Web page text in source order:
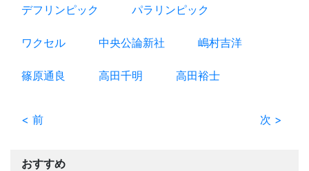
デフリンピック パラリンピック
ワクセル 中央公論新社 嶋村吉洋
篠原通良 高田千明 高田裕士
< 前 次 >
おすすめ